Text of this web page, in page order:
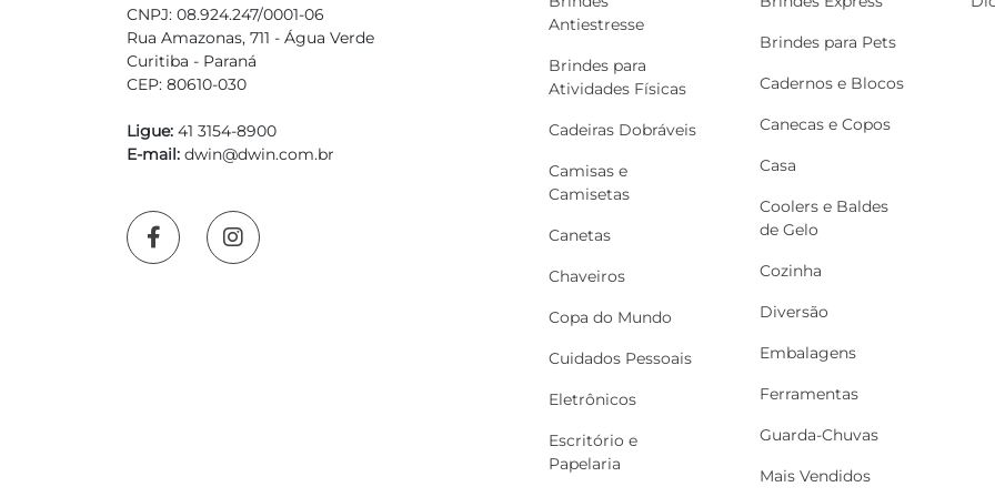
CNPJ: 08.924.247/0001-06
Rua Amazonas, 711 - Água Verde
Curitiba - Paraná
CEP: 80610-030
Ligue: 41 3154-8900
E-mail: dwin@dwin.com.br
Antiestresse
Brindes para
Atividades Físicas
Cadeiras Dobráveis
Camisas e
Camisetas
Canetas
Chaveiros
Copa do Mundo
Cuidados Pessoais
Eletrônicos
Escritório e
Papelaria
Brindes para Pets
Cadernos e Blocos
Canecas e Copos
Casa
Coolers e Baldes
de Gelo
Cozinha
Diversão
Embalagens
Ferramentas
Guarda-Chuvas
Mais Vendidos